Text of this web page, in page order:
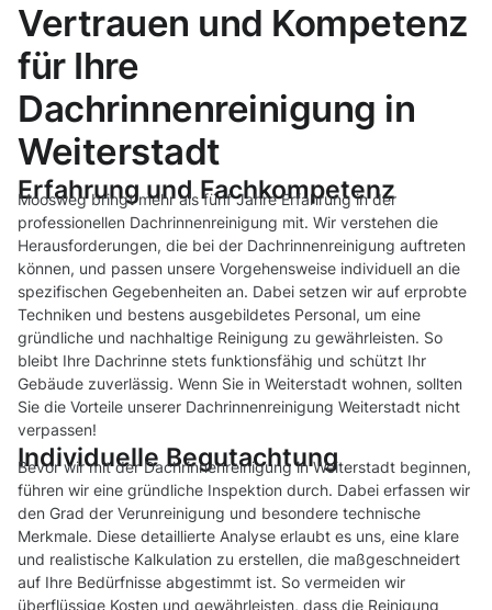
Vertrauen und Kompetenz
für Ihre
Dachrinnenreinigung in
Weiterstadt
Erfahrung und Fachkompetenz
Moosweg bringt mehr als fünf Jahre Erfahrung in der
professionellen Dachrinnenreinigung mit. Wir verstehen die
Herausforderungen, die bei der Dachrinnenreinigung auftreten
können, und passen unsere Vorgehensweise individuell an die
spezifischen Gegebenheiten an. Dabei setzen wir auf erprobte
Techniken und bestens ausgebildetes Personal, um eine
gründliche und nachhaltige Reinigung zu gewährleisten. So
bleibt Ihre Dachrinne stets funktionsfähig und schützt Ihr
Gebäude zuverlässig. Wenn Sie in Weiterstadt wohnen, sollten
Sie die Vorteile unserer Dachrinnenreinigung Weiterstadt nicht
verpassen!
Individuelle Begutachtung
Bevor wir mit der Dachrinnenreinigung in Weiterstadt beginnen,
führen wir eine gründliche Inspektion durch. Dabei erfassen wir
den Grad der Verunreinigung und besondere technische
Merkmale. Diese detaillierte Analyse erlaubt es uns, eine klare
und realistische Kalkulation zu erstellen, die maßgeschneidert
auf Ihre Bedürfnisse abgestimmt ist. So vermeiden wir
überflüssige Kosten und gewährleisten, dass die Reinigung